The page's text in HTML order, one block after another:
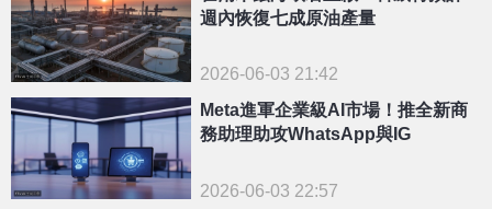
週內恢復七成原油產量
2026-06-03 21:42
Meta進軍企業級AI市場！推全新商
務助理助攻WhatsApp與IG
2026-06-03 22:57